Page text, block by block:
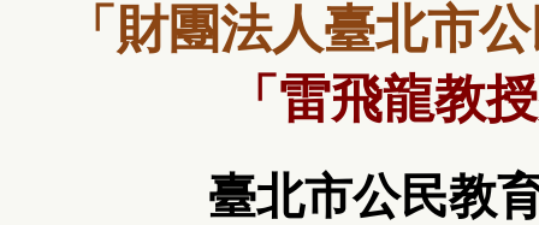
「財團法人臺北市
「 雷飛龍教
臺北市公民教